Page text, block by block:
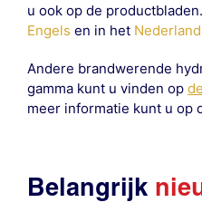
u ook op de
Engels en in het
Andere brandwerende
gamma kunt u vinden op
meer informatie kunt u op
Belangrijk